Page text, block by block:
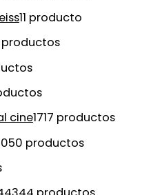
11 producto
cine1717 productos
50 productos